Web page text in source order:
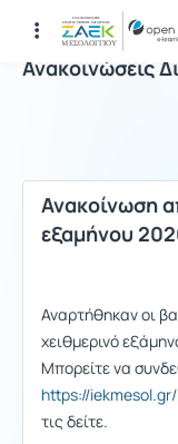
Ανακοινώσεις
Ανακοίνωση
εξαμήνου
Αναρτήθηκαν οι
χειθμερινό
Μπορείτε να
https://
τις δείτε.